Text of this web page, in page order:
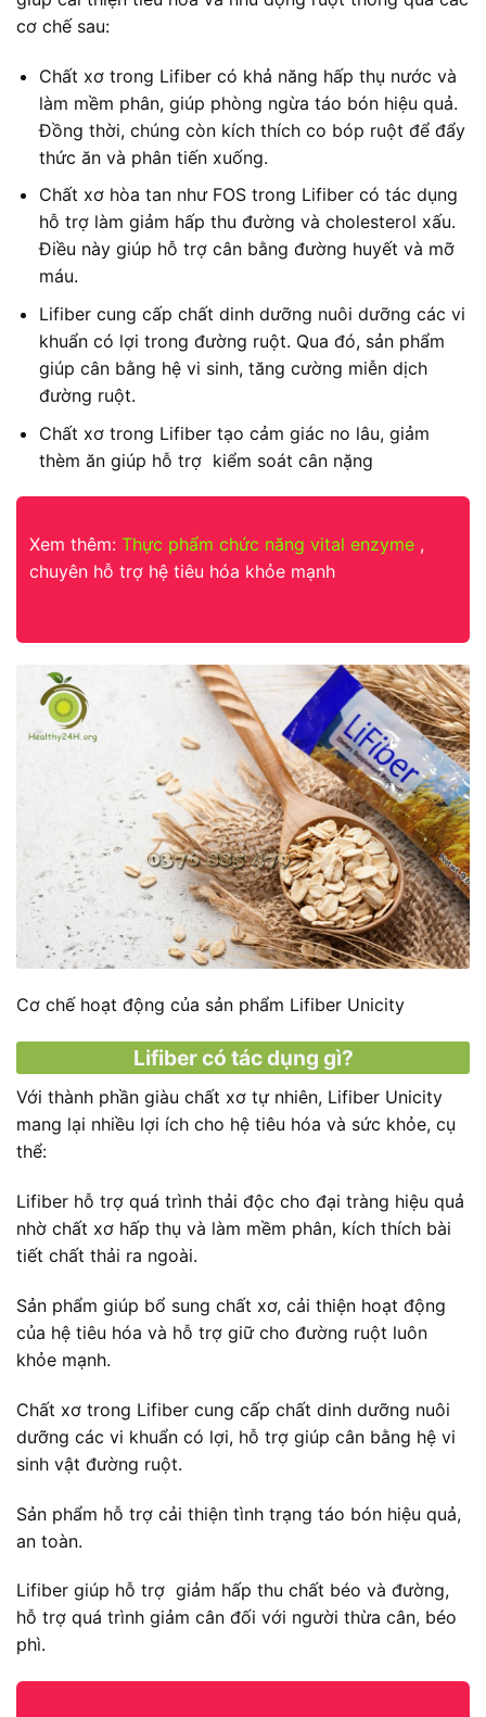
cơ chế sau:
Chất xơ trong Lifiber có khả năng hấp thụ nước và
làm mềm phân, giúp phòng ngừa táo bón hiệu quả.
Đồng thời, chúng còn kích thích co bóp ruột để đẩy
thức ăn và phân tiến xuống.
Chất xơ hòa tan như FOS trong Lifiber có tác dụng
hỗ trợ làm giảm hấp thu đường và cholesterol xấu.
Điều này giúp hỗ trợ cân bằng đường huyết và mỡ
máu.
Lifiber cung cấp chất dinh dưỡng nuôi dưỡng các vi
khuẩn có lợi trong đường ruột. Qua đó, sản phẩm
giúp cân bằng hệ vi sinh, tăng cường miễn dịch
đường ruột.
Chất xơ trong Lifiber tạo cảm giác no lâu, giảm
thèm ăn giúp hỗ trợ kiểm soát cân nặng
Xem thêm: Thực phẩm chức năng vital enzyme ,
chuyên hỗ trợ hệ tiêu hóa khỏe mạnh
Cơ chế hoạt động của sản phẩm Lifiber Unicity
Lifiber có tác dụng gì?
Với thành phần giàu chất xơ tự nhiên, Lifiber Unicity
mang lại nhiều lợi ích cho hệ tiêu hóa và sức khỏe, cụ
thể:
Lifiber hỗ trợ quá trình thải độc cho đại tràng hiệu quả
nhờ chất xơ hấp thụ và làm mềm phân, kích thích bài
tiết chất thải ra ngoài.
Sản phẩm giúp bổ sung chất xơ, cải thiện hoạt động
của hệ tiêu hóa và hỗ trợ giữ cho đường ruột luôn
khỏe mạnh.
Chất xơ trong Lifiber cung cấp chất dinh dưỡng nuôi
dưỡng các vi khuẩn có lợi, hỗ trợ giúp cân bằng hệ vi
sinh vật đường ruột.
Sản phẩm hỗ trợ cải thiện tình trạng táo bón hiệu quả,
an toàn.
Lifiber giúp hỗ trợ giảm hấp thu chất béo và đường,
hỗ trợ quá trình giảm cân đối với người thừa cân, béo
phì.